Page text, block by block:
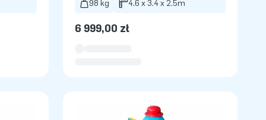
98 kg 4.6 x 3.4 x 2.5m
6 999,00 zł